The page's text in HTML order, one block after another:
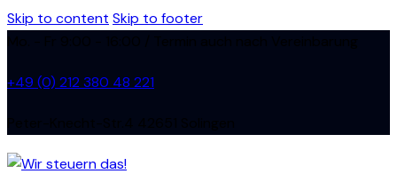
Skip to content Skip to footer
+49 (0) 212 380 48 221